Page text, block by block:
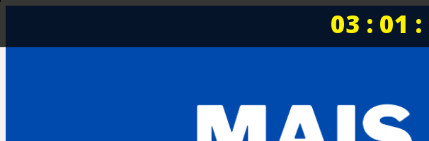
03 : 01 :